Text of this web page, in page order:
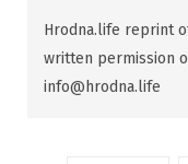
Hrodna.life reprint
written permission
info@hrodna.life